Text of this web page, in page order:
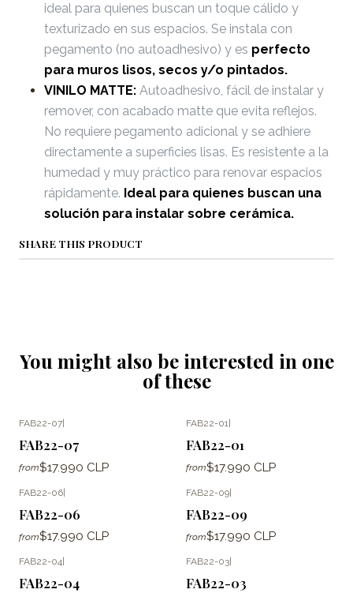
ideal para quienes buscan un toque cálido y
texturizado en sus espacios. Se instala con
pegamento (no autoadhesivo) y es perfecto
para muros lisos, secos y/o pintados.
VINILO MATTE: Autoadhesivo, fácil de instalar y
remover, con acabado matte que evita reflejos.
No requiere pegamento adicional y se adhiere
directamente a superficies lisas. Es resistente a la
humedad y muy práctico para renovar espacios
rápidamente. Ideal para quienes buscan una
solución para instalar sobre cerámica.
SHARE THIS PRODUCT
You might also be interested in one
of these
FAB22-07
FAB22-07
from$17.990 CLP
FAB22-01
FAB22-01
from$17.990 CLP
FAB22-06|
FAB22-06
from$17.990 CLP
FAB22-09|
FAB22-09
from$17.990 CLP
FAB22-04
FAB22-04
FAB22-03
FAB22-03